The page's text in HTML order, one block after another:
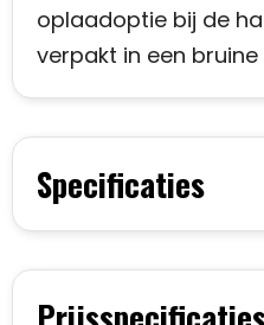
oplaadoptie bij de
verpakt in een
Specificaties